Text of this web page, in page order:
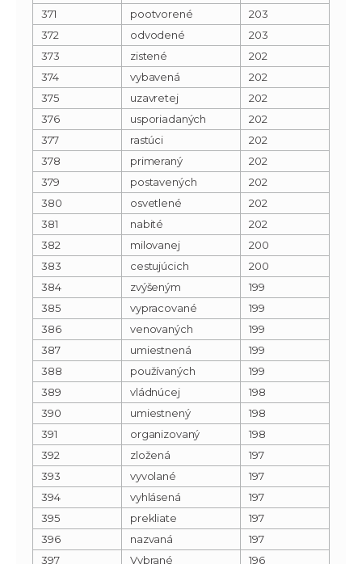
371
pootvorené
203
372
odvodené
203
373
zistené
202
374
vybavená
202
375
uzavretej
202
376
usporiadaných
202
377
rastúci
202
378
primeraný
202
379
postavených
202
380
osvetlené
202
381
nabité
202
382
milovanej
200
383
cestujúcich
200
384
zvýšeným
199
385
vypracované
199
386
venovaných
199
387
umiestnená
199
388
používaných
199
389
vládnúcej
198
390
umiestnený
198
391
organizovaný
198
392
zložená
197
393
vyvolané
197
394
vyhlásená
197
395
prekliate
197
396
nazvaná
197
397
Vybrané
196